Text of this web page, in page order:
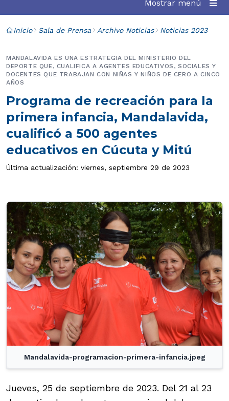
Mostrar menú
Inicio Sala de Prensa Archivo Noticias Noticias 2023
Programa de recreación para la
primera infancia, Mandalavida,
cualificó a 500 agentes
educativos en Cúcuta y Mitú
MANDALAVIDA ES UNA ESTRATEGIA DEL MINISTERIO DEL
DEPORTE QUE, CUALIFICA A AGENTES EDUCATIVOS, SOCIALES Y
DOCENTES QUE TRABAJAN CON NIÑAS Y NIÑOS DE CERO A CINCO
AÑOS
Última actualización: viernes, septiembre 29 de 2023
Mandalavida-programacion-primera-infancia.jpeg
Jueves, 25 de septiembre de 2023. Del 21 al 23